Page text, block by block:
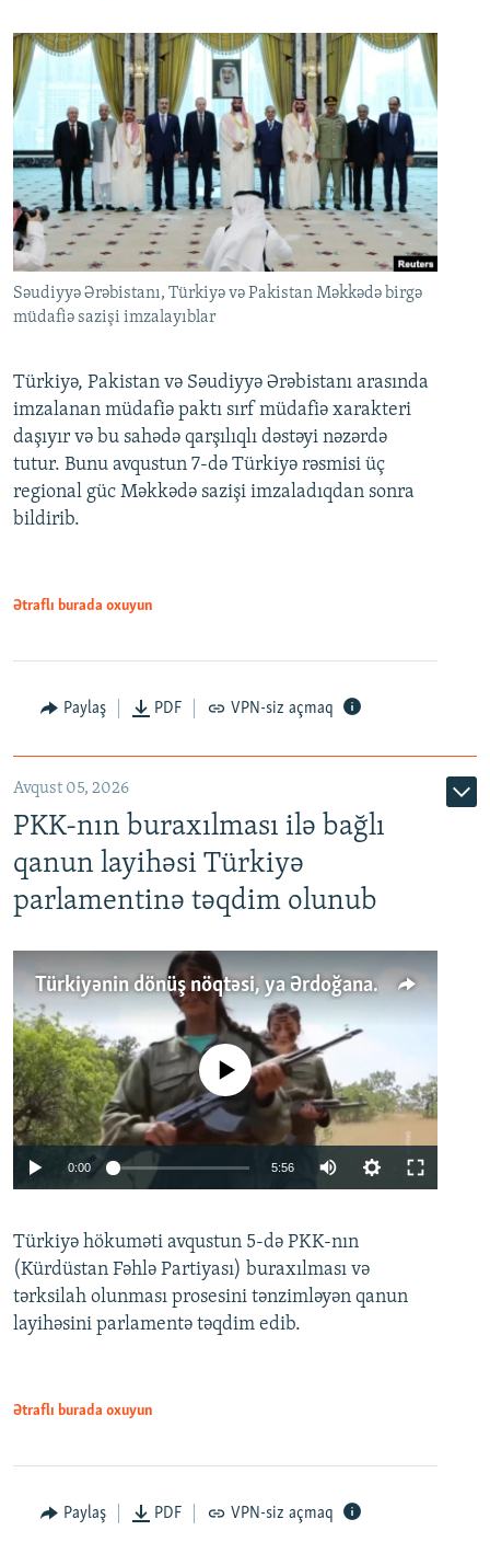
Səudiyyə Ərəbistanı, Türkiyə və Pakistan Məkkədə birgə
müdafiə sazişi imzalayıblar
Türkiyə, Pakistan və Səudiyyə Ərəbistanı arasında
imzalanan müdafiə paktı sırf müdafiə xarakteri
daşıyır və bu sahədə qarşılıqlı dəstəyi nəzərdə
tutur. Bunu avqustun 7-də Türkiyə rəsmisi üç
regional güc Məkkədə sazişi imzaladıqdan sonra
bildirib.
Ətraflı burada oxuyun
Paylaş PDF VPN-siz açmaq
Avqust 05, 2026
PKK-nın buraxılması ilə bağlı
qanun layihəsi Türkiyə
parlamentinə təqdim olunub
Türkiyənin dönüş nöqtəsi, ya Ərdoğana üçüncü şans: PKK ilə qəfil barışıq nə deməkdir?
Auto 240p 360p 480p
720p 1080p
No media source currently available
0:00 5:56
360p
480p
Türkiyə hökuməti avqustun 5-də PKK-nın
(Kürdüstan Fəhlə Partiyası) buraxılması və
tərksilah olunması prosesini tənzimləyən qanun
layihəsini parlamentə təqdim edib.
Ətraflı burada oxuyun
Paylaş PDF VPN-siz açmaq